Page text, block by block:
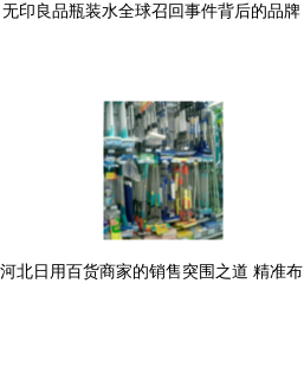
无印良品瓶装水全球召回事件背后的品牌
河北日用百货商家的销售突围之道 精准布